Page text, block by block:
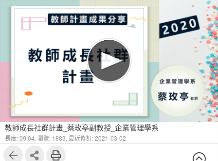
教師成長社群計畫_蔡玫亭副教授_企業管理學系
長度: 09:04, 瀏覽: 1883, 最近修訂: 2021-03-02